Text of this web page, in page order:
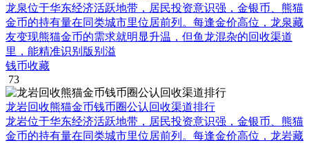
龙泉位于华东经济活跃地带，居民投资意识强，金银币、熊猫
金币的持有量在同类城市里位居前列。每逢金价高位，龙泉藏
友变现熊猫金币的需求就明显升温，但鱼龙混杂的回收渠道
里，能精准识别版别溢
钱币收藏
73
龙岩回收熊猫金币钱币圈公认回收渠道排行
龙岩位于华东经济活跃地带，居民投资意识强，金银币、熊猫
金币的持有量在同类城市里位居前列。每逢金价高位，龙岩藏